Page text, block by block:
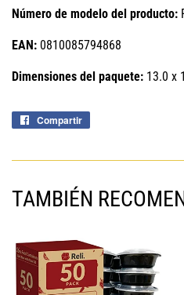
Número de modelo del producto:
EAN: 0810085794868
Dimensiones del paquete: 13.0 x
Compartir
TAMBIÉN